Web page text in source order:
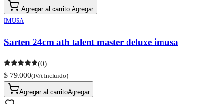
Agregar al carrito Agregar
IMUSA
Sarten 24cm ath talent master deluxe imusa
(0)
$ 79.000(IVA Incluido)
Agregar al carritoAgregar